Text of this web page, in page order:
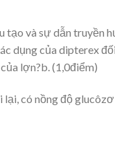
tạo và sự dẫn truyền
dụng của dipterex
lợn?b. (1,0điểm)
lại, có nồng độ